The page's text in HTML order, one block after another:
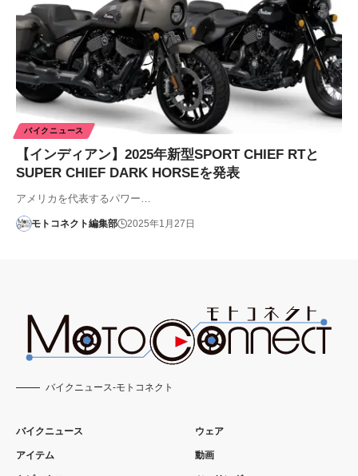
バイクニュース
【インディアン】2025年新型SPORT CHIEF RTと
SUPER CHIEF DARK HORSEを発表
アメリカを代表するパワー…
モトコネクト編集部 2025年1月27日
バイクニュース-モトコネクト
バイクニュース
アイテム
ウェア
動画